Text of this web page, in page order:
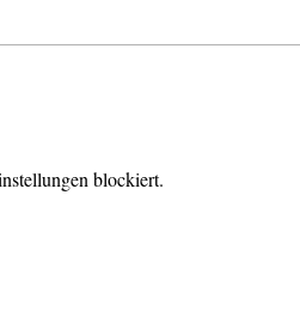
blockiert.